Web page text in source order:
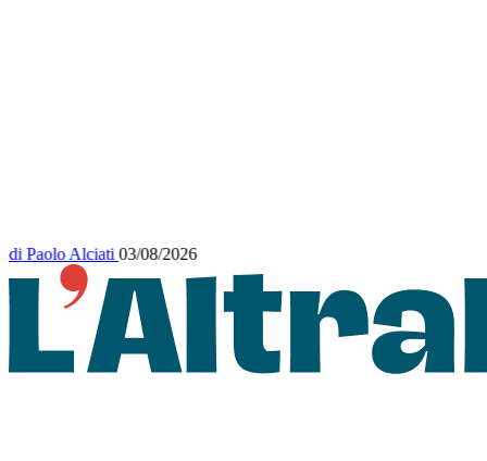
diPaolo Alciati 03/08/2026